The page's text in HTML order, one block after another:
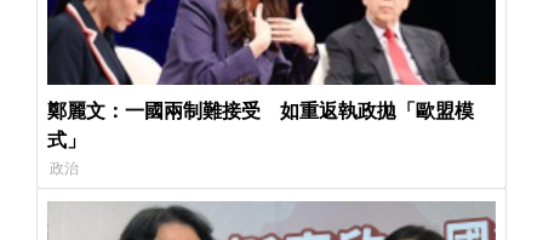
鄭麗文：一國兩制難接受 如重返執政拋「歐盟模
式」
政治